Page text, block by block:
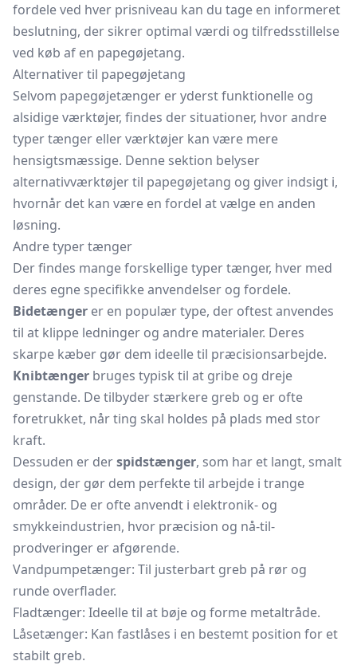
fordele ved hver prisniveau kan du tage en informeret
beslutning, der sikrer optimal værdi og tilfredsstillelse
ved køb af en papegøjetang.
Alternativer til papegøjetang
Selvom papegøjetænger er yderst funktionelle og
alsidige værktøjer, findes der situationer, hvor andre
typer tænger eller værktøjer kan være mere
hensigtsmæssige. Denne sektion belyser
alternativværktøjer til papegøjetang og giver indsigt i,
hvornår det kan være en fordel at vælge en anden
løsning.
Andre typer tænger
Der findes mange forskellige typertænger, hver med
deres egne specifikke anvendelser og fordele.
Bidetænger er en populær type, der oftest anvendes
til at klippe ledninger og andre materialer. Deres
skarpe kæber gør dem ideelle til præcisionsarbejde.
Knibtænger bruges typisk til at gribe og dreje
genstande. De tilbyder stærkere greb og er ofte
foretrukket, når ting skal holdes på plads med stor
kraft.
Dessuden er derspidstænger, som har et langt, smalt
design, der gør dem perfekte til arbejde i trange
områder. De er ofte anvendt i elektronik- og
smykkeindustrien, hvor præcision og nå-til-
prodveringer er afgørende.
Vandpumpetænger: Til justerbart greb på rør og
runde overflader.
Fladtænger: Ideelle til at bøje og forme metaltråde.
Låsetænger: Kan fastlåses i en bestemt position for et
stabilt greb.